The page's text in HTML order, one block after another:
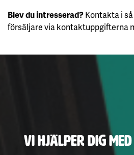
Blev du intresserad?Kontakta i
försäljare via kontaktuppgifterna
Vi hjälper dig